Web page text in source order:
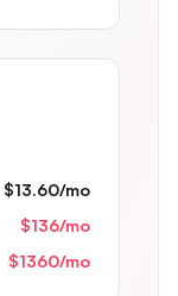
$13.60/mo
$136/mo
$1360/mo